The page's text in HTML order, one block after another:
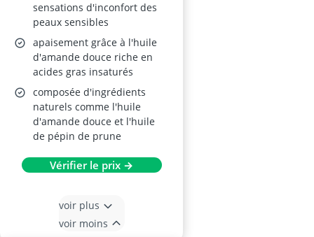
sensations d'inconfort des
peaux sensibles
apaisement grâce à l'huile
d'amande douce riche en
acides gras insaturés
composée d'ingrédients
naturels comme l'huile
d'amande douce et l'huile
de pépin de prune
Vérifier le prix →
voir plus
voir moins